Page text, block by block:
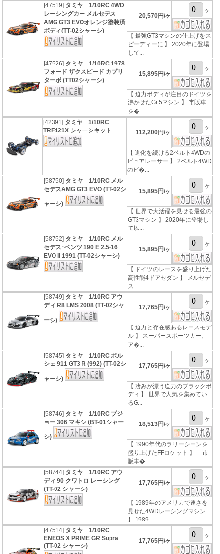
[47519] タミヤ 1/10RC 4WD
レーシングカー メルセデス
AMG GT3 EVOオレンジ塗装済
ボディ(TT-02シャーシ)
20,570円/ヶ
ヶ
【 最強GT3マシンの仕上げをス
ピーディーに 】 2020年に登場
して...
[47526] タミヤ 1/10RC 1978
フォード ザクスピード カプリ
ターボ (TT02シャーシ)
15,895円/ヶ
ヶ
【 迫力ボディが注目のドイツを
沸かせたGr.5マシン 】 市販車
を�...
[42391] タミヤ 1/10RC
TRF421X シャーシキット
112,200円/ヶ
ヶ
【 進化を続ける2ベルト4WDの
ピュアレーサー 】 2ベルト4WD
のピ�...
[58750] タミヤ 1/10RC メル
セデスAMG GT3 EVO (TT-02シ
ャーシ)
15,895円/ヶ
ヶ
【 世界で大活躍を見せる最強の
GT3マシン 】 2020年に登場し
て以...
[58752] タミヤ 1/10RC メル
セデス･ベンツ 190 E 2.5-16
EVO II 1991 (TT-02シャーシ)
15,895円/ヶ
ヶ
【 ドイツのレースを盛り上げた
高性能4ドアセダン 】 メルセデ
ス...
[58749] タミヤ 1/10RC アウ
ディ R8 LMS 2008 (TT-02シャ
ーシ)
17,765円/ヶ
ヶ
【 迫力と存在感あるレースモデ
ル 】 スーパースポーツカー、
ア�...
[58745] タミヤ 1/10RC ポル
シェ 911 GT3 R (992) (TT-02シ
ャーシ)
17,765円/ヶ
ヶ
【 凄みが漂う迫力のブラックボ
ディ 】 世界で人気を集めてい
るG...
[58746] タミヤ 1/10RC プジ
ョー 306 マキシ (BT-01シャー
シ)
18,513円/ヶ
ヶ
【 1990年代のラリーシーンを
盛り上げたFFロケット 】 「市
販車�...
[58744] タミヤ 1/10RC アウ
ディ 90 クワトロ レーシング
(TT-02 シャーシ)
17,765円/ヶ
ヶ
【 1989年のアメリカで速さを
見せた4WDレーシングマシン
】 1989...
[47514] タミヤ 1/10RC
ENEOS X PRIME GR Supra
(TT-02 シャーシ)
17,765円/ヶ
ヶ